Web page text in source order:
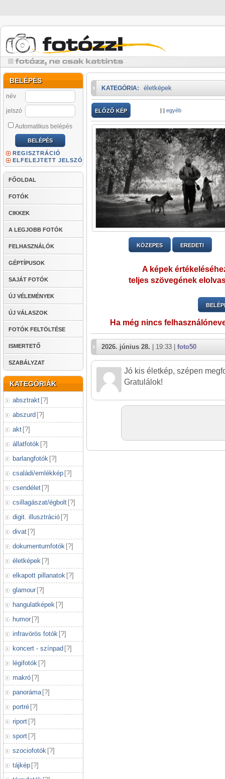
BELÉPÉS
név
jelszó
Automatikus belépés
REGISZTRÁCIÓ
ELFELEJTETT JELSZÓ
FŐOLDAL
FOTÓK
CIKKEK
A LEGJOBB FOTÓK
FELHASZNÁLÓK
GÉPTÍPUSOK
SAJÁT FOTÓK
ÚJ VÉLEMÉNYEK
ÚJ VÁLASZOK
FOTÓK FELTÖLTÉSE
ISMERTETŐ
SZABÁLYZAT
KATEGÓRIÁK
absztrakt [?]
abszurd [?]
akt [?]
állatfotók [?]
barlangfotók [?]
családi/emlékkép [?]
csendélet [?]
csillagászat/égbolt [?]
digit. illusztráció [?]
divat [?]
dokumentumfotók [?]
életképek [?]
elkapott pillanatok [?]
glamour [?]
hangulatképek [?]
humor [?]
infravörös fotók [?]
koncert - színpad [?]
légifotók [?]
makró [?]
panoráma [?]
portré [?]
riport [?]
sport [?]
szociofotók [?]
tájkép [?]
KATEGÓRIA: életképek
ELŐZŐ KÉP | | egyéb
KÖZEPES EREDETI
A képek
teljes szövegének
Ha még nincs
2026. június 28. | 19:33 | foto50
Jó kis életkép, szépen
Gratulálok!